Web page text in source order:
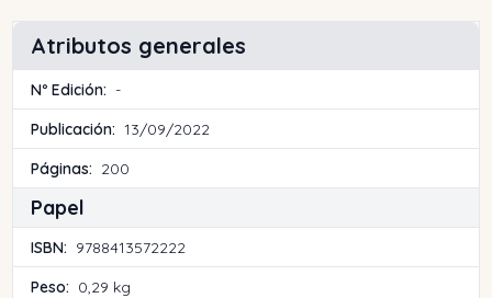
Atributos generales
Nº Edición: -
Publicación: 13/09/2022
Páginas: 200
Papel
ISBN: 9788413572222
Peso: 0,29 kg